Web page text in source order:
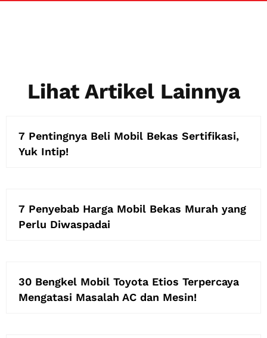
Lihat Artikel Lainnya
7 Pentingnya Beli Mobil Bekas Sertifikasi,
Yuk Intip!
7 Penyebab Harga Mobil Bekas Murah yang
Perlu Diwaspadai
30 Bengkel Mobil Toyota Etios Terpercaya
Mengatasi Masalah AC dan Mesin!